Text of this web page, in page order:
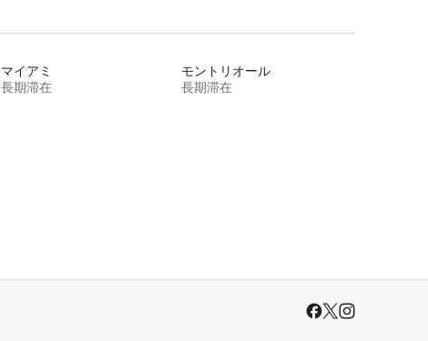
マイアミ
長期滞在
モントリオール
長期滞在